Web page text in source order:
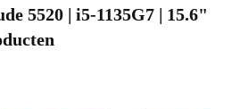
5520 | i5-1135G7 | 15.6"